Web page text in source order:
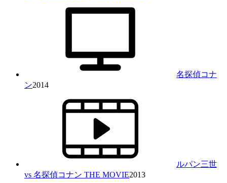
名探偵コナ
ン2014
ルパン三世
vs 名探偵コナン THE MOVIE2013